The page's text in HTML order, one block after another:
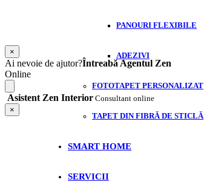
PANOURI FLEXIBILE
ADEZIVI
FOTOTAPET PERSONALIZAT
TAPET DIN FIBRĂ DE STICLĂ
SMART HOME
SERVICII
×
Ai nevoie de ajutor?Întreabă Agentul Zen
Online
Asistent Zen Interior Consultant online
×